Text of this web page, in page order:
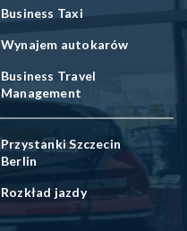
Business Taxi
Wynajem autokarów
Business Travel
Management
Przystanki Szczecin
Berlin
Rozkład jazdy